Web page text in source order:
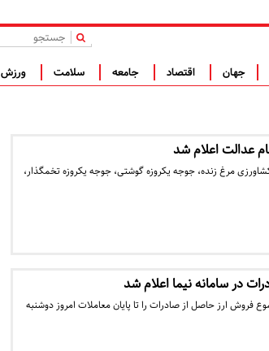
|
جهان اقتصاد جامعه سلامت ورزش
عدالت اعلام شد
مرغ زنده، جوجه یکروزه گوشتی، جوجه یکروزه تخمگذار،
در سامانه نیما اعلام شد
فروش ارز حاصل از صادرات را تا پایان معاملات امروز دوشنبه